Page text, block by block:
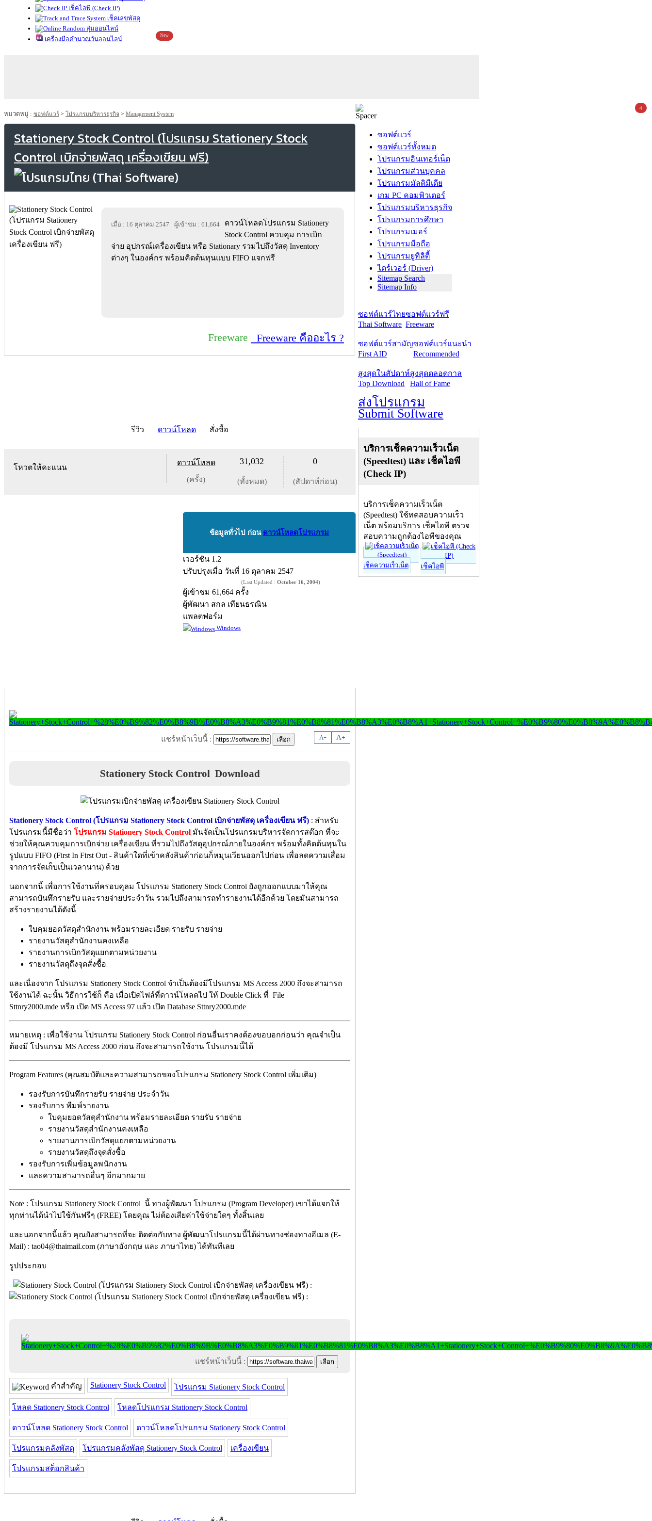
เช็คไอพี (Check IP)
เช็คเลขพัสดุ
สุ่มออนไลน์
เครื่องมือคำนวณวันออนไลน์
New
หมวดหมู่ : ซอฟต์แวร์ > โปรแกรมบริหารธุรกิจ > Management System
Stationery Stock Control (โปรแกรม Stationery Stock
Control เบิกจ่ายพัสดุ เครื่องเขียน ฟรี)
เมื่อ : 16 ตุลาคม 2547 ผู้เข้าชม : 61,664
ดาวน์โหลดโปรแกรม Stationery
Stock Control ควบคุม การเบิก
จ่าย อุปกรณ์เครื่องเขียน หรือ Stationary รวมไปถึงวัสดุ Inventory
ต่างๆ ในองค์กร พร้อมคิดต้นทุนแบบ FIFO แจกฟรี
Freeware Freeware คืออะไร ?
รีวิว ดาวน์โหลด สั่งซื้อ
โหวตให้คะแนน
ดาวน์โหลด
(ครั้ง)
31,032
(ทั้งหมด)
0
(สัปดาห์ก่อน)
ข้อมูลทั่วไป ก่อน ดาวน์โหลดโปรแกรม
เวอร์ชัน 1.2
ปรับปรุงเมื่อ วันที่ 16 ตุลาคม 2547
(Last Updated : October 16, 2004)
ผู้เข้าชม 61,664 ครั้ง
ผู้พัฒนา สกล เทียนธรณิน
แพลตฟอร์ม
Windows
A- A+
แชร์หน้าเว็บนี้ :
Stationery Stock Control Download
Stationery Stock Control (โปรแกรม Stationery Stock Control เบิกจ่ายพัสดุ เครื่องเขียน ฟรี) : สำหรับ
โปรแกรมนี้มีชื่อว่า โปรแกรม Stationery Stock Control มันจัดเป็นโปรแกรมบริหารจัดการสต๊อก ที่จะ
ช่วยให้คุณควบคุมการเบิกจ่าย เครื่องเขียน ที่รวมไปถึงวัสดุอุปกรณ์ภายในองค์กร พร้อมทั้งคิดต้นทุนใน
รูปแบบ FIFO (First In First Out - สินค้าใดที่เข้าคลังสินค้าก่อนก็หมุนเวียนออกไปก่อน เพื่อลดความเสื่อม
จากการจัดเก็บเป็นเวลานาน) ด้วย
นอกจากนี้ เพื่อการใช้งานที่ครอบคุลม โปรแกรม Stationery Stock Control ยังถูกออกแบบมาให้คุณ
สามารถบันทึกรายรับ และรายจ่ายประจำวัน รวมไปถึงสามารถทำรายงานได้อีกด้วย โดยมันสามารถ
สร้างรายงานได้ดังนี้
ใบคุมยอดวัสดุสำนักงาน พร้อมรายละเอียด รายรับ รายจ่าย
รายงานวัสดุสำนักงานคงเหลือ
รายงานการเบิกวัสดุแยกตามหน่วยงาน
รายงานวัสดุถึงจุดสั่งซื้อ
และเนื่องจาก โปรแกรม Stationery Stock Control จำเป็นต้องมีโปรแกรม MS Access 2000 ถึงจะสามารถ
ใช้งานได้ ฉะนั้น วิธีการใช้ก็ คือ เมื่อเปิดไฟล์ที่ดาวน์โหลดไป ให้ Double Click ที่ File
Sttnry2000.mde หรือ เปิด MS Access 97 แล้ว เปิด Database Sttnry2000.mde
หมายเหตุ : เพื่อใช้งาน โปรแกรม Stationery Stock Control ก่อนอื่นเราคงต้องขอบอกก่อนว่า คุณจำเป็น
ต้องมี โปรแกรม MS Access 2000 ก่อน ถึงจะสามารถใช้งาน โปรแกรมนี้ได้
Program Features (คุณสมบัติและความสามารถของโปรแกรม Stationery Stock Control เพิ่มเติม)
รองรับการบันทึกรายรับ รายจ่าย ประจำวัน
รองรับการ พืมพ์รายงาน
ใบคุมยอดวัสดุสำนักงาน พร้อมรายละเอียด รายรับ รายจ่าย
รายงานวัสดุสำนักงานคงเหลือ
รายงานการเบิกวัสดุแยกตามหน่วยงาน
รายงานวัสดุถึงจุดสั่งซื้อ
รองรับการเพิ่มข้อมูลพนักงาน
และความสามารถอื่นๆ อีกมากมาย
Note : โปรแกรม Stationery Stock Control นี้ ทางผู้พัฒนา โปรแกรม (Program Developer) เขาได้แจกให้
ทุกท่านได้นำไปใช้กันฟรีๆ (FREE) โดยคุณ ไม่ต้องเสียค่าใช้จ่ายใดๆ ทั้งสิ้นเลย
และนอกจากนี้แล้ว คุณยังสามารถที่จะ ติดต่อกับทาง ผู้พัฒนาโปรแกรมนี้ได้ผ่านทางช่องทางอีเมล (E-
Mail) : tao04@thaimail.com (ภาษาอังกฤษ และ ภาษาไทย) ได้ทันทีเลย
รูปประกอบ
แชร์หน้าเว็บนี้ :
คำสำคัญ Stationery Stock Control โปรแกรม Stationery Stock Control
โหลด Stationery Stock Control โหลดโปรแกรม Stationery Stock Control
ดาวน์โหลด Stationery Stock Control ดาวน์โหลดโปรแกรม Stationery Stock Control
โปรแกรมคลังพัสดุ โปรแกรมคลังพัสดุ Stationery Stock Control เครื่องเขียน
โปรแกรมสต็อกสินค้า
ซอฟต์แวร์
ซอฟต์แวร์ทั้งหมด
โปรแกรมอินเทอร์เน็ต
โปรแกรมส่วนบุคคล
โปรแกรมมัลติมีเดีย
เกม PC คอมพิวเตอร์
โปรแกรมบริหารธุรกิจ
โปรแกรมการศึกษา
โปรแกรมเมอร์
โปรแกรมมือถือ
โปรแกรมยูทิลิตี้
ไดร์เวอร์ (Driver)
Sitemap Search
Sitemap Info
ซอฟต์แวร์ไทย
Thai Software
ซอฟต์แวร์ฟรี
Freeware
ซอฟต์แวร์สามัญ
First AID
ซอฟต์แวร์แนะนำ
Recommended
สูงสุดในสัปดาห์
Top Download
สูงสุดตลอดกาล
Hall of Fame
ส่งโปรแกรม
Submit Software
บริการเช็คความเร็วเน็ต
(Speedtest) และ เช็คไอพี
(Check IP)
บริการเช็คความเร็วเน็ต
(Speedtest) ใช้ทดสอบความเร็ว
เน็ต พร้อมบริการ เช็คไอพี ตรวจ
สอบความถูกต้องไอพีของคุณ
เช็คความเร็วเน็ต เช็คไอพี
4